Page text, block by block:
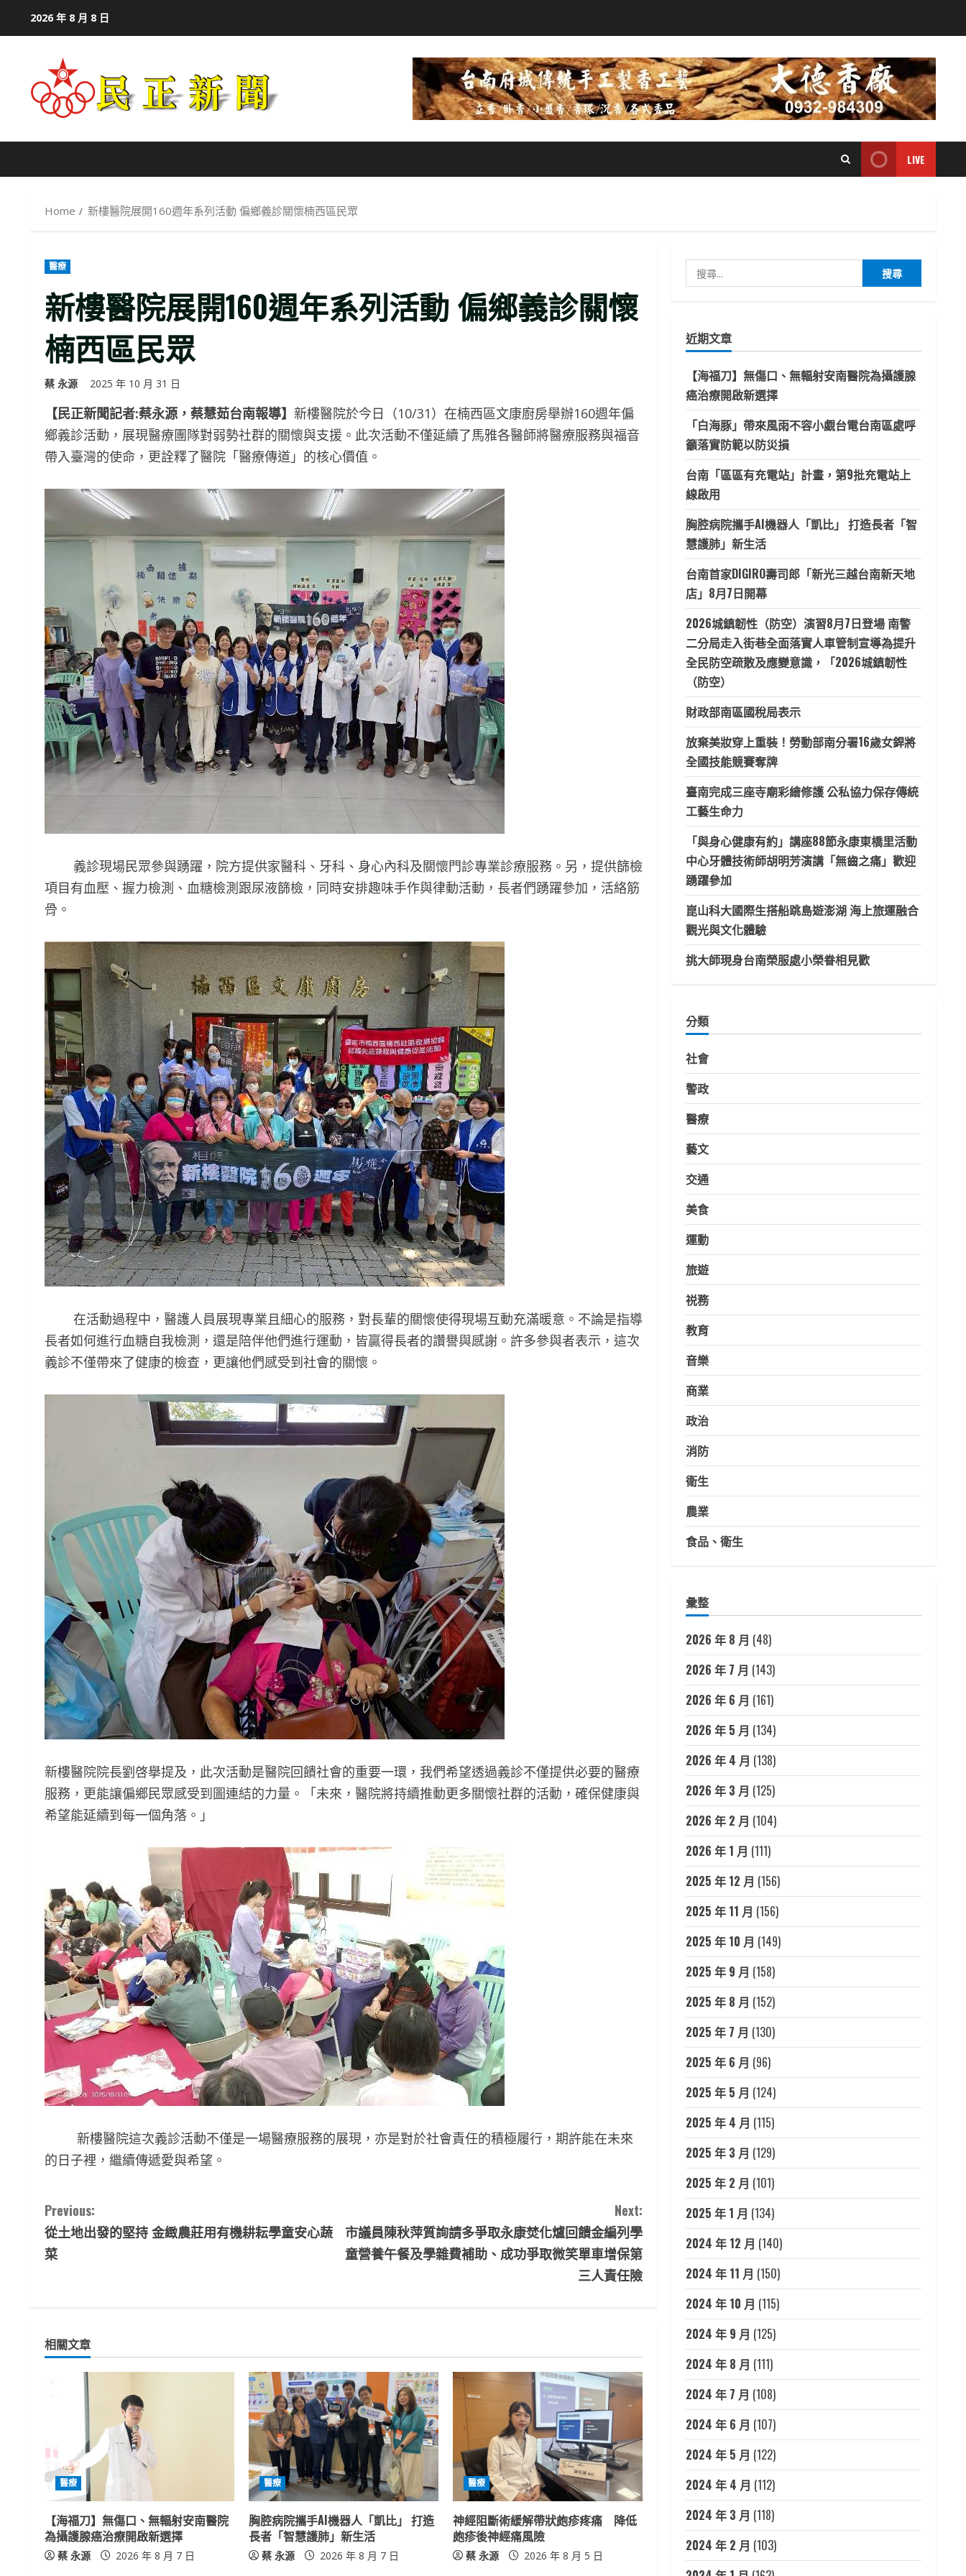
2026 年 8 月 8 日
LIVE
Home 新樓醫院展開160週年系列活動 偏鄉義診關懷楠西區民眾
醫療
新樓醫院展開160週年系列活動 偏鄉義診關懷
楠西區民眾
蔡 永源 2025 年 10 月 31 日
【民正新聞記者:蔡永源，蔡慧茹台南報導】 新樓醫院於今日（10/31）在楠西區文康廚房舉辦160週年偏
鄉義診活動，展現醫療團隊對弱勢社群的關懷與支援。此次活動不僅延續了馬雅各醫師將醫療服務與福音
帶入臺灣的使命，更詮釋了醫院「醫療傳道」的核心價值。
義診現場民眾參與踴躍，院方提供家醫科、牙科、身心內科及關懷門診專業診療服務。另，提供篩檢
項目有血壓、握力檢測、血糖檢測跟尿液篩檢，同時安排趣味手作與律動活動，長者們踴躍參加，活絡筋
骨。
在活動過程中，醫護人員展現專業且細心的服務，對長輩的關懷使得現場互動充滿暖意。不論是指導
長者如何進行血糖自我檢測，還是陪伴他們進行運動，皆贏得長者的讚譽與感謝。許多參與者表示，這次
義診不僅帶來了健康的檢查，更讓他們感受到社會的關懷。
新樓醫院院長劉啓擧提及，此次活動是醫院回饋社會的重要一環，我們希望透過義診不僅提供必要的醫療
服務，更能讓偏鄉民眾感受到圖連結的力量。「未來，醫院將持續推動更多關懷社群的活動，確保健康與
希望能延續到每一個角落。」
新樓醫院這次義診活動不僅是一場醫療服務的展現，亦是對於社會責任的積極履行，期許能在未來
的日子裡，繼續傳遞愛與希望。
C
o
i
n
R
e
a
d
Previous:
從土地出發的堅持 金緻農莊用有機耕耘學童安心蔬
菜
Next:
市議員陳秋萍質詢請多爭取永康焚化爐回饋金編列學
童營養午餐及學雜費補助、成功爭取微笑單車增保第
三人責任險
相關文章
醫療
【海福刀】無傷口、無輻射安南醫院
為攝護腺癌治療開啟新選擇
蔡 永源 2026 年 8 月 7 日
醫療
胸腔病院攜手AI機器人「凱比」 打造
長者「智慧護肺」新生活
蔡 永源 2026 年 8 月 7 日
醫療
神經阻斷術緩解帶狀皰疹疼痛 降低
皰疹後神經痛風險
蔡 永源 2026 年 8 月 5 日
尋
字:
近期文章
【海福刀】無傷口、無輻射安南醫院為攝護腺
癌治療開啟新選擇
「白海豚」帶來風雨不容小覷台電台南區處呼
籲落實防範以防災損
台南「區區有充電站」計畫，第9批充電站上
線啟用
胸腔病院攜手AI機器人「凱比」 打造長者「智
慧護肺」新生活
台南首家DIGIRO壽司郎「新光三越台南新天地
店」8月7日開幕
2026城鎮韌性（防空）演習8月7日登場 南警
二分局走入街巷全面落實人車管制宣導為提升
全民防空疏散及應變意識，「2026城鎮韌性
（防空）
財政部南區國稅局表示
放棄美妝穿上重裝！勞動部南分署16歲女銲將
全國技能競賽奪牌
臺南完成三座寺廟彩繪修護 公私協力保存傳統
工藝生命力
「與身心健康有約」講座88節永康東橋里活動
中心牙體技術師胡明芳演講「無齒之痛」歡迎
踴躍參加
崑山科大國際生搭船跳島遊澎湖 海上旅運融合
觀光與文化體驗
挑大師現身台南榮服處小榮眷相見歡
分類
社會
警政
醫療
藝文
交通
美食
運動
旅遊
祱務
教育
音樂
商業
政治
消防
衛生
農業
食品、衛生
彙整
2026 年 8 月 (48)
2026 年 7 月 (143)
2026 年 6 月 (161)
2026 年 5 月 (134)
2026 年 4 月 (138)
2026 年 3 月 (125)
2026 年 2 月 (104)
2026 年 1 月 (111)
2025 年 12 月 (156)
2025 年 11 月 (156)
2025 年 10 月 (149)
2025 年 9 月 (158)
2025 年 8 月 (152)
2025 年 7 月 (130)
2025 年 6 月 (96)
2025 年 5 月 (124)
2025 年 4 月 (115)
2025 年 3 月 (129)
2025 年 2 月 (101)
2025 年 1 月 (134)
2024 年 12 月 (140)
2024 年 11 月 (150)
2024 年 10 月 (115)
2024 年 9 月 (125)
2024 年 8 月 (111)
2024 年 7 月 (108)
2024 年 6 月 (107)
2024 年 5 月 (122)
2024 年 4 月 (112)
2024 年 3 月 (118)
2024 年 2 月 (103)